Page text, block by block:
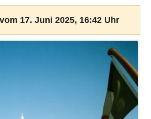
17. Juni 2025, 16:42 Uhr